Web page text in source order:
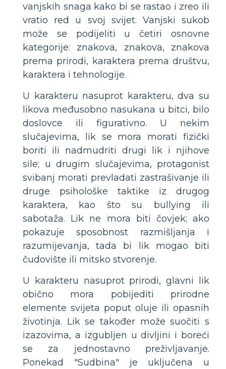
vanjskih snaga kako bi se rastao i zreo ili
vratio red u svoj svijet. Vanjski sukob
može se podijeliti u četiri osnovne
kategorije: znakova, znakova, znakova
prema prirodi, karaktera prema društvu,
karaktera i tehnologije.
U karakteru nasuprot karakteru, dva su
likova međusobno nasukana u bitci, bilo
doslovce ili figurativno. U nekim
slučajevima, lik se mora morati fizički
boriti ili nadmudriti drugi lik i njihove
sile; u drugim slučajevima, protagonist
svibanj morati prevladati zastrašivanje ili
druge psihološke taktike iz drugog
karaktera, kao što su bullying ili
sabotaža. Lik ne mora biti čovjek; ako
pokazuje sposobnost razmišljanja i
razumijevanja, tada bi lik mogao biti
čudovište ili mitsko stvorenje.
U karakteru nasuprot prirodi, glavni lik
obično mora pobijediti prirodne
elemente svijeta poput oluje ili opasnih
životinja. Lik se također može suočiti s
izazovima, a izgubljen u divljini i boreći
se za jednostavno preživljavanje.
Ponekad "Sudbina" je uključena u